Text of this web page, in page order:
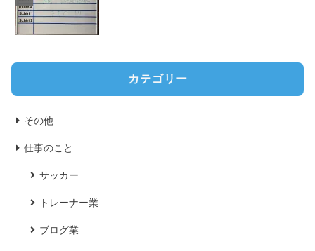
カテゴリー
その他
仕事のこと
サッカー
トレーナー業
ブログ業